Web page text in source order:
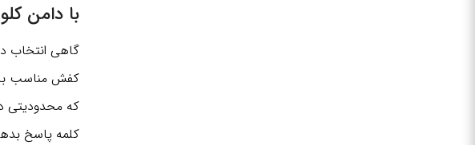
با دامن
گاهی انتخاب
کفش مناسب با
که محدودیتی
کلمه پاسخ